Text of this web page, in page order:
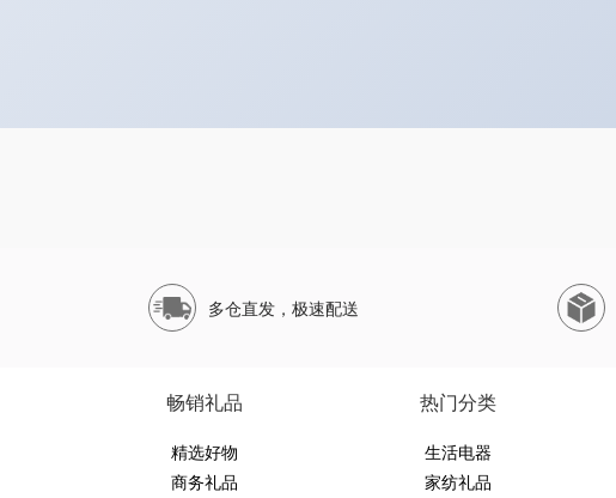
多仓直发，极速配送
畅销礼品
精选好物
商务礼品
热门分类
生活电器
家纺礼品